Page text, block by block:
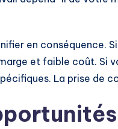
en conséquence.
et faible coût. Si
La prise de